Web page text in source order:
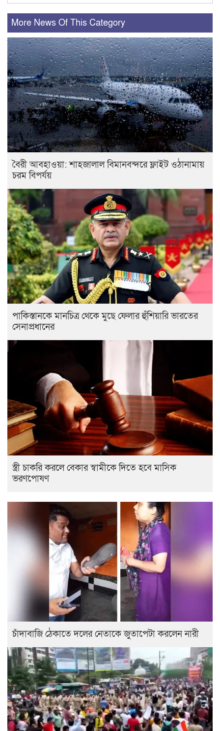
More News Of This Category
বৈরী আবহাওয়া: শাহজালাল বিমানবন্দরে ফ্লাইট ওঠানামায়
চরম বিপর্যয়
পাকিস্তানকে মানচিত্র থেকে মুছে ফেলার হুঁশিয়ারি ভারতের
সেনাপ্রধানের
স্ত্রী চাকরি করলে বেকার স্বামীকে দিতে হবে মাসিক
ভরণপোষণ
চাঁদাবাজি ঠেকাতে দলের নেতাকে জুতাপেটা করলেন নারী